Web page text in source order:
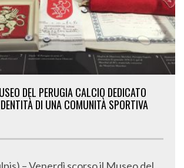
DEL PERUGIA CALCIO DEDICATO
DI UNA COMUNITÀ SPORTIVA